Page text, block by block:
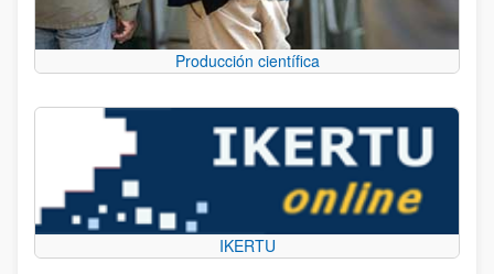
Producción científica
IKERTU